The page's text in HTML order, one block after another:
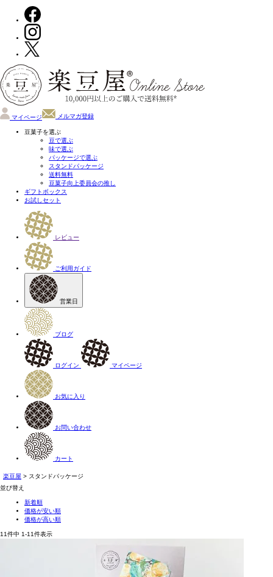
マイページ メルマガ登録
豆菓子を選ぶ
豆で選ぶ
味で選ぶ
パッケージで選ぶ
スタンドパッケージ
送料無料
豆菓子向上委員会の推し
ギフトボックス
お試しセット
レビュー
ご利用ガイド
営業日
ブログ
ログイン マイページ
お気に入り
お問い合わせ
カート
楽豆屋
スタンドパッケージ
並び替え
新着順
価格が安い順
価格が高い順
11件中 1-11件表示